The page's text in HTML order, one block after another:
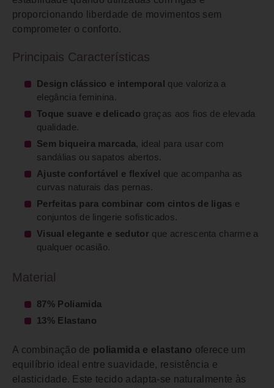
proporcionando liberdade de movimentos sem
comprometer o conforto.
Principais Características
Design clássico e intemporal
que valoriza a
elegância feminina.
Toque suave e delicado graças aos fios de elevada
qualidade.
Sem biqueira marcada, ideal para usar com
sandálias ou sapatos abertos.
Ajuste confortável e flexível
que acompanha as
curvas naturais das pernas.
Perfeitas para combinar com cintos de ligas e
conjuntos de lingerie sofisticados.
Visual elegante e sedutor que acrescenta charme a
qualquer ocasião.
Material
87% Poliamida
13% Elastano
A combinação de poliamida e elastano oferece um
equilíbrio ideal entre suavidade, resistência e
elasticidade. Este tecido adapta-se naturalmente às